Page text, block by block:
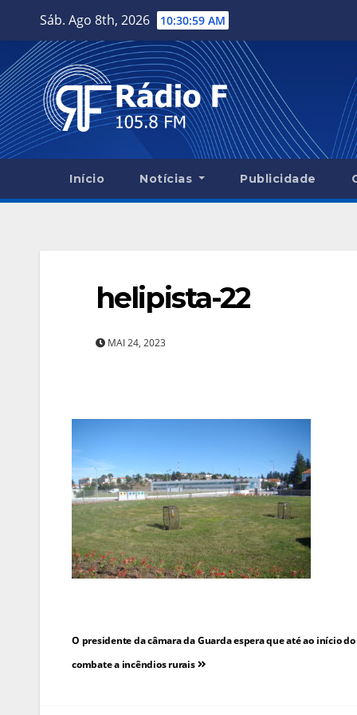
content
Sáb. Ago 8th, 2026 10:31:00 AM
Início Notícias Publicidade
helipista-22
MAI 24, 2023
Navegação
de
O presidente da câmara da Guarda espera que até ao início
combate a incêndios rurais